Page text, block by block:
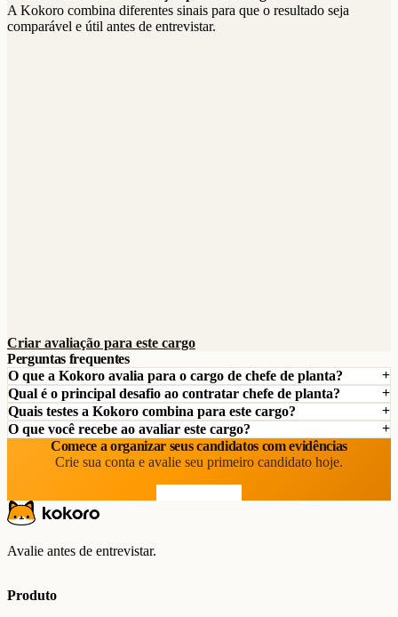
A Kokoro combina diferentes sinais para que o resultado seja
comparável e útil antes de entrevistar.
Criar avaliação para este cargo
Perguntas frequentes
O que a Kokoro avalia para o cargo de chefe de planta?
Qual é o principal desafio ao contratar chefe de planta?
Quais testes a Kokoro combina para este cargo?
O que você recebe ao avaliar este cargo?
Comece a organizar seus candidatos com evidências
Crie sua conta e avalie seu primeiro candidato hoje.
Avalie antes de entrevistar.
Produto